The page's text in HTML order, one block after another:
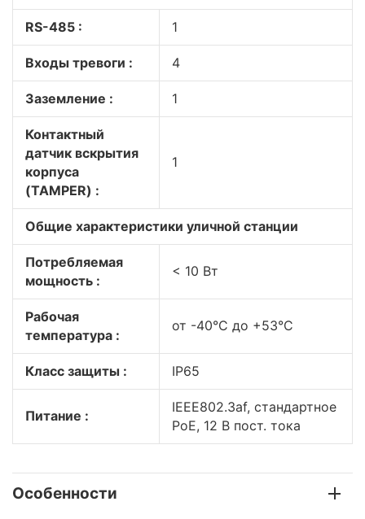
RS-485 : 1
Входы тревоги : 4
Заземление : 1
Контактный
датчик вскрытия
корпуса
(TAMPER) :
1
Общие характеристики уличной станции
Потребляемая
мощность :
< 10 Вт
Рабочая
температура :
от -40°C до +53°C
Класс защиты : IP65
Питание :
IEEE802.3af, стандартное
PoE, 12 В пост. тока
Особенности